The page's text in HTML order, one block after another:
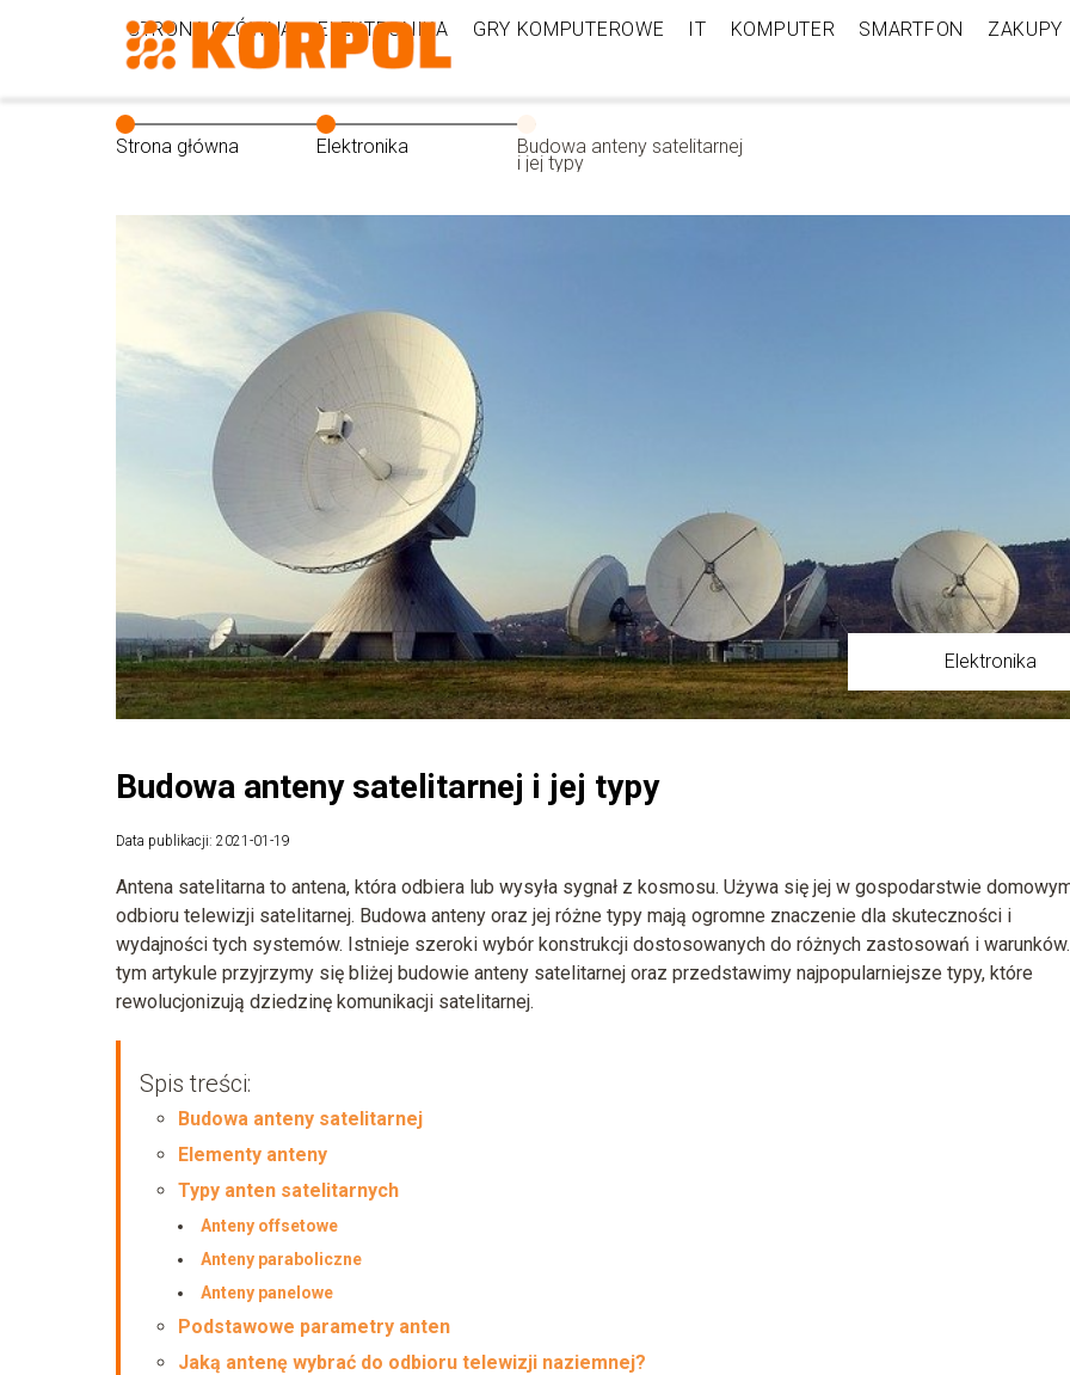
STRONA GŁÓWNA ELEKTRONIKA GRY KOMPUTEROWE IT KOMPUTER SMARTFON ZAKUPY
Strona główna Elektronika Budowa anteny satelitarnej
i jej typy
Elektronika
Budowa anteny satelitarnej i jej typy
Data publikacji: 2021-01-19
Antena satelitarna to antena, która odbiera lub wysyła sygnał z kosmosu. Używa się jej w gospodarstwie
odbioru telewizji satelitarnej. Budowa anteny oraz jej różne typy mają ogromne znaczenie dla skuteczności i
wydajności tych systemów. Istnieje szeroki wybór konstrukcji dostosowanych do różnych zastosowań i
tym artykule przyjrzymy się bliżej budowie anteny satelitarnej oraz przedstawimy najpopularniejsze typy, które
rewolucjonizują dziedzinę komunikacji satelitarnej.
Spis treści:
Budowa anteny satelitarnej
Elementy anteny
Typy anten satelitarnych
Anteny offsetowe
Anteny paraboliczne
Anteny panelowe
Podstawowe parametry anten
Jaką antenę wybrać do odbioru telewizji naziemnej?